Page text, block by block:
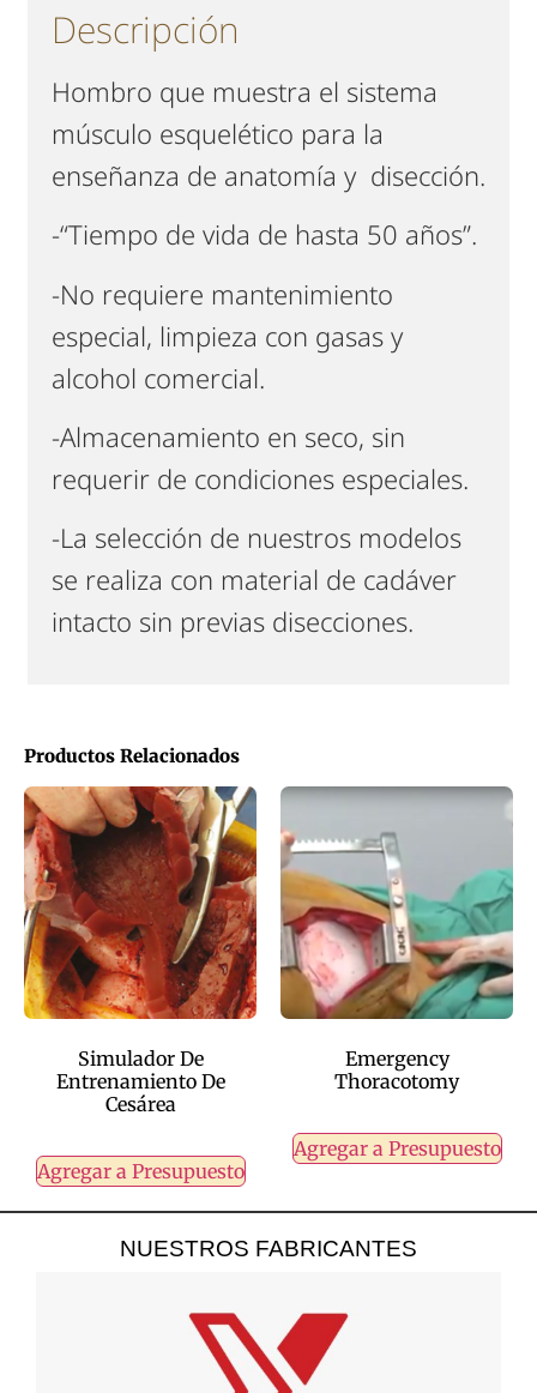
Productos Relacionados
Simulador De
Entrenamiento De
Cesárea
Agregar a Presupuesto
Emergency
Thoracotomy
Agregar a Presupuesto
Descripción
Hombro que muestra el sistema
músculo esquelético para la
enseñanza de anatomía y disección.
-“Tiempo de vida de hasta 50 años”.
-No requiere mantenimiento
especial, limpieza con gasas y
alcohol comercial.
-Almacenamiento en seco, sin
requerir de condiciones especiales.
-La selección de nuestros modelos
se realiza con material de cadáver
intacto sin previas disecciones.
NUESTROS FABRICANTES